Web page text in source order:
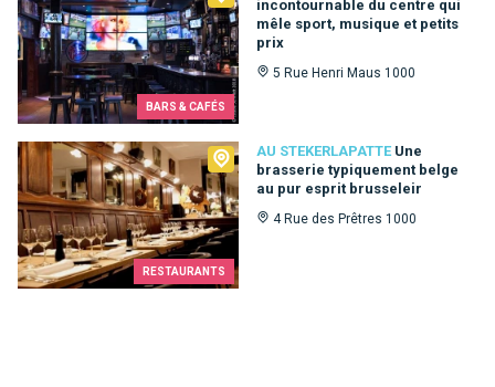
BARS & CAFÉS
incontournable du centre qui
mêle sport, musique et petits
prix
5 Rue Henri Maus 1000
RESTAURANTS
AU STEKERLAPATTE Une
brasserie typiquement belge
au pur esprit brusseleir
4 Rue des Prêtres 1000
Au Stekerlapatte